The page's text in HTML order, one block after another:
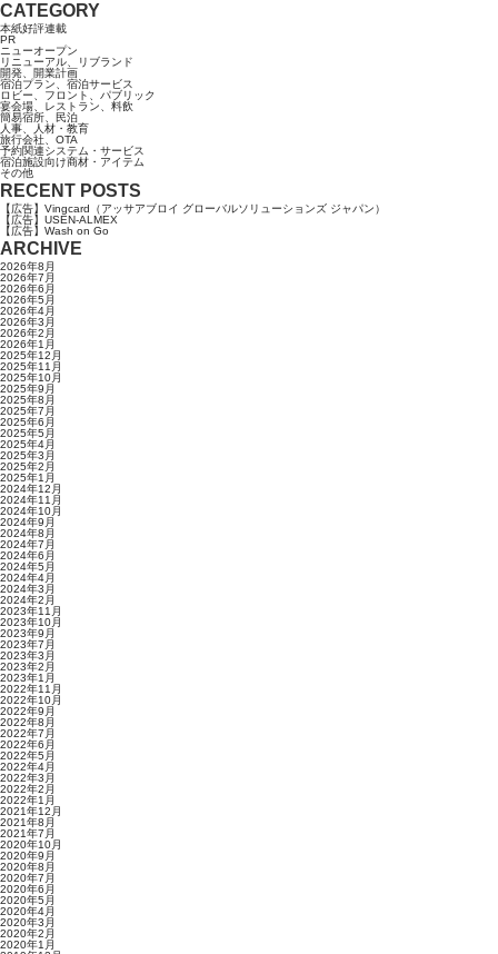
CATEGORY
本紙好評連載
PR
ニューオープン
リニューアル、リブランド
開発、開業計画
宿泊プラン、宿泊サービス
ロビー、フロント、パブリック
宴会場、レストラン、料飲
簡易宿所、民泊
人事、人材・教育
旅行会社、OTA
予約関連システム・サービス
宿泊施設向け商材・アイテム
その他
RECENT POSTS
【広告】Vingcard（アッサアブロイ グローバルソリューションズ ジャパン）
【広告】USEN-ALMEX
【広告】Wash on Go
ARCHIVE
2026年8月
2026年7月
2026年6月
2026年5月
2026年4月
2026年3月
2026年2月
2026年1月
2025年12月
2025年11月
2025年10月
2025年9月
2025年8月
2025年7月
2025年6月
2025年5月
2025年4月
2025年3月
2025年2月
2025年1月
2024年12月
2024年11月
2024年10月
2024年9月
2024年8月
2024年7月
2024年6月
2024年5月
2024年4月
2024年3月
2024年2月
2023年11月
2023年10月
2023年9月
2023年7月
2023年3月
2023年2月
2023年1月
2022年11月
2022年10月
2022年9月
2022年8月
2022年7月
2022年6月
2022年5月
2022年4月
2022年3月
2022年2月
2022年1月
2021年12月
2021年8月
2021年7月
2020年10月
2020年9月
2020年8月
2020年7月
2020年6月
2020年5月
2020年4月
2020年3月
2020年2月
2020年1月